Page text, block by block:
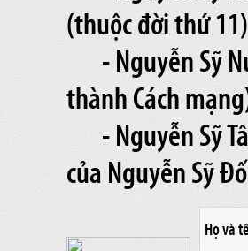
(thuộc đời thứ 11)
- Nguyễn Sỹ
thành Cách
- Nguyễn Sỹ
của Nguyễn Sỹ
Họ và